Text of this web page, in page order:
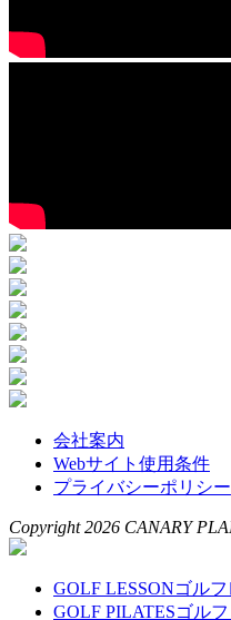
会社案内
Webサイト使用条件
プライバシーポリシー
Copyright 2026 CANARY
GOLF LESSONゴル
GOLF PILATESゴル